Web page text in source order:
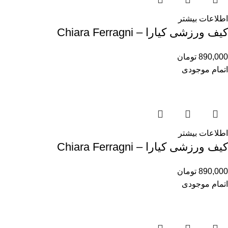
اطلاعات بیشتر
کیف ورزشی کیارا – Chiara Ferragni
890,000 تومان
اتمام موجودی
اطلاعات بیشتر
کیف ورزشی کیارا – Chiara Ferragni
890,000 تومان
اتمام موجودی